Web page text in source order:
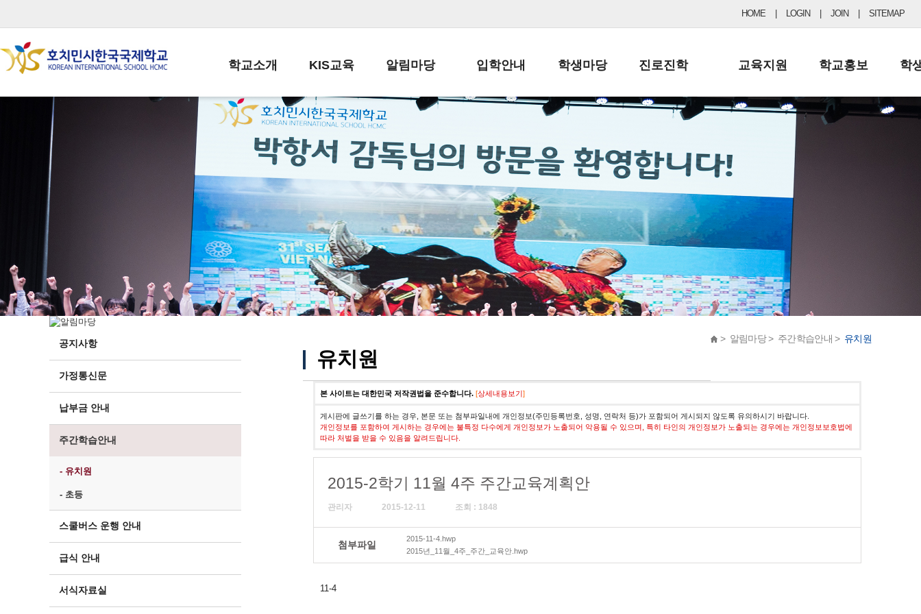
HOME LOGIN JOIN SITEMAP
학교소개
학교장인사말
학교상징
학교연혁
교직원현황
학생현황
위치/전화
전경사진
KIS교육
교육목표
학사일정
일과시간표
성과평가자료
알림마당
공지사항
납부금 안내
스쿨버스 운행 안내
급식안내
서식자료실
학부모방
정기고사 기출문제
입학안내
전-편입 서류양식
입학금/수업료
교복구입안내
학생마당
학생생활규정
학교신문
자율진로동아리
유초등 소식지
진로진학
공지사항 및 입시자료
드림레터
교육지원
행정실
학교운영위원회
학교건축기금
학교홍보
보도자료
학
공지사항
가정통신문
납부금 안내
주간학습안내
- 유치원
- 초등
스쿨버스 운행 안내
급식 안내
서식자료실
> 알림마당 > 주간학습안내 > 유치원
유치원
본 사이트는 대한민국 저작권법을 준수합니다. [상세내용보기]
게시판에 글쓰기를 하는 경우, 본문 또는 첨부파일내에 개인정보(주민등록번호, 성명, 연락처 등)가 포함되어 게시되지 않도록 유의하시기 바랍니다.
개인정보를 포함하여 게시하는 경우에는 불특정 다수에게 개인정보가 노출되어 악용될 수 있으며, 특히 타인의 개인정보가 노출되는 경우에는 개인정보보호법에
따라 처벌을 받을 수 있음을 알려드립니다.
2015-2학기 11월 4주 주간교육계획안
관리자 2015-12-11 조회 : 1848
첨부파일
2015-11-4.hwp
2015년_11월_4주_주간_교육안.hwp
11-4